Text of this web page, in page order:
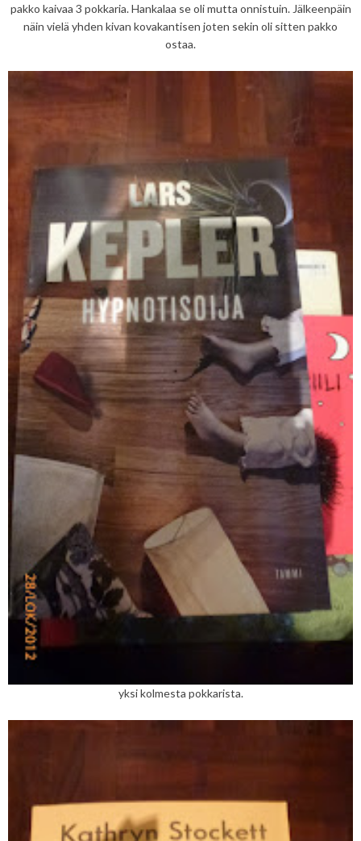
pakko kaivaa 3 pokkaria. Hankalaa se oli mutta onnistuin. Jälkeenpäin
näin vielä yhden kivan kovakantisen joten sekin oli sitten pakko
ostaa.
yksi kolmesta pokkarista.